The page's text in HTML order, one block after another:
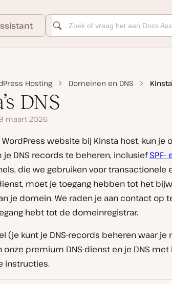
Hosting Domeinen en DNS
DNS
maart 2026
website bij Kinsta host, kun je
je DNS records te beheren, inclusiefSPF-
die we gebruiken voor transactionele
dienst, moet je toegang hebben tot het
je domein. We raden je aan contact op
hebt tot de domeinregistrar.
(je kunt je DNS-records beheren waar je
onze premium DNS-dienst en je DNS
instructies.